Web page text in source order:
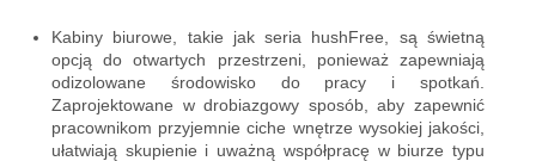
Kabiny biurowe, takie jak seria hushFree, są świetną
opcją do otwartych przestrzeni, ponieważ zapewniają
odizolowane środowisko do pracy i spotkań.
Zaprojektowane w drobiazgowy sposób, aby zapewnić
pracownikom przyjemnie ciche wnętrze wysokiej jakości,
ułatwiają skupienie i uważną współpracę w biurze typu